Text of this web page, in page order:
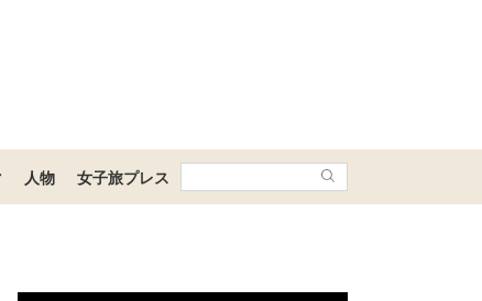
人物 女子旅プレス